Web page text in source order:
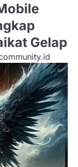
Gelap